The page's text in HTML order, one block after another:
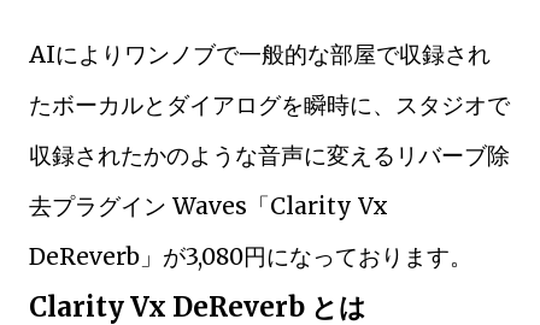
AIによりワンノブで一般的な部屋で収録され
たボーカルとダイアログを瞬時に、スタジオで
収録されたかのような音声に変えるリバーブ除
去プラグイン Waves「Clarity Vx
DeReverb」が3,080円になっております。
Clarity Vx DeReverb とは